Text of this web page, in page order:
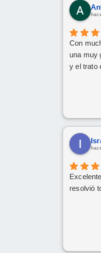
Con
una muy
y el trato
resolvió